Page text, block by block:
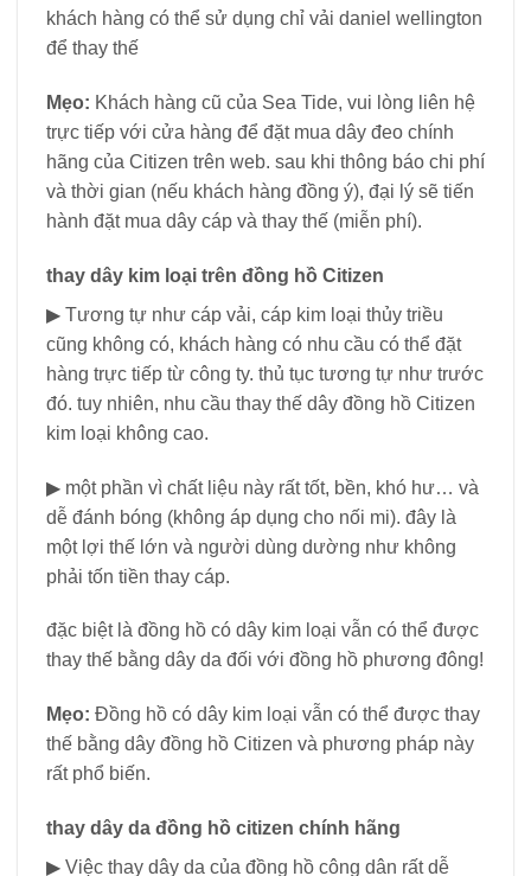
khách hàng có thể sử dụng chỉ vải daniel wellington
để thay thế
Mẹo: Khách hàng cũ của Sea Tide, vui lòng liên hệ
trực tiếp với cửa hàng để đặt mua dây đeo chính
hãng của Citizen trên web. sau khi thông báo chi phí
và thời gian (nếu khách hàng đồng ý), đại lý sẽ tiến
hành đặt mua dây cáp và thay thế (miễn phí).
thay dây kim loại trên đồng hồ Citizen
▶ Tương tự như cáp vải, cáp kim loại thủy triều
cũng không có, khách hàng có nhu cầu có thể đặt
hàng trực tiếp từ công ty. thủ tục tương tự như trước
đó. tuy nhiên, nhu cầu thay thế dây đồng hồ Citizen
kim loại không cao.
▶ một phần vì chất liệu này rất tốt, bền, khó hư… và
dễ đánh bóng (không áp dụng cho nối mi). đây là
một lợi thế lớn và người dùng dường như không
phải tốn tiền thay cáp.
đặc biệt là đồng hồ có dây kim loại vẫn có thể được
thay thế bằng dây da đối với đồng hồ phương đông!
Mẹo: Đồng hồ có dây kim loại vẫn có thể được thay
thế bằng dây đồng hồ Citizen và phương pháp này
rất phổ biến.
thay dây da đồng hồ citizen chính hãng
▶ Việc thay dây da của đồng hồ công dân rất dễ